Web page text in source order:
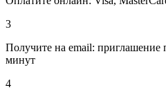
3
Получите на email: приглашение
минут
4